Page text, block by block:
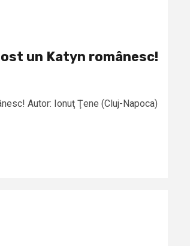
un Katyn românesc!
Autor: Ionuţ Ţene (Cluj-Napoca)